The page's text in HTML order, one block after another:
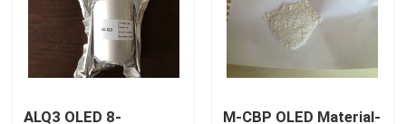
ALQ3 OLED 8-
M-CBP OLED Material-